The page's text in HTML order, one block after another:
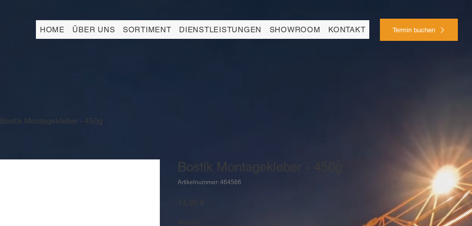
HOME ÜBER UNS SORTIMENT DIENSTLEISTUNGEN SHOWROOM KONTAKT Termin buchen
Bostik Montagekleber - 450g
Bostik Montagekleber - 450g
Artikelnummer: 464566
14,00 €
Anzahl